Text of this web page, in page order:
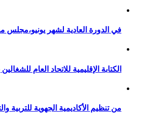
في الدورة العادية لشهر
الكتابة الإقليمية للاتحاد العام
من تنظيم الأكاديمية الجهوية